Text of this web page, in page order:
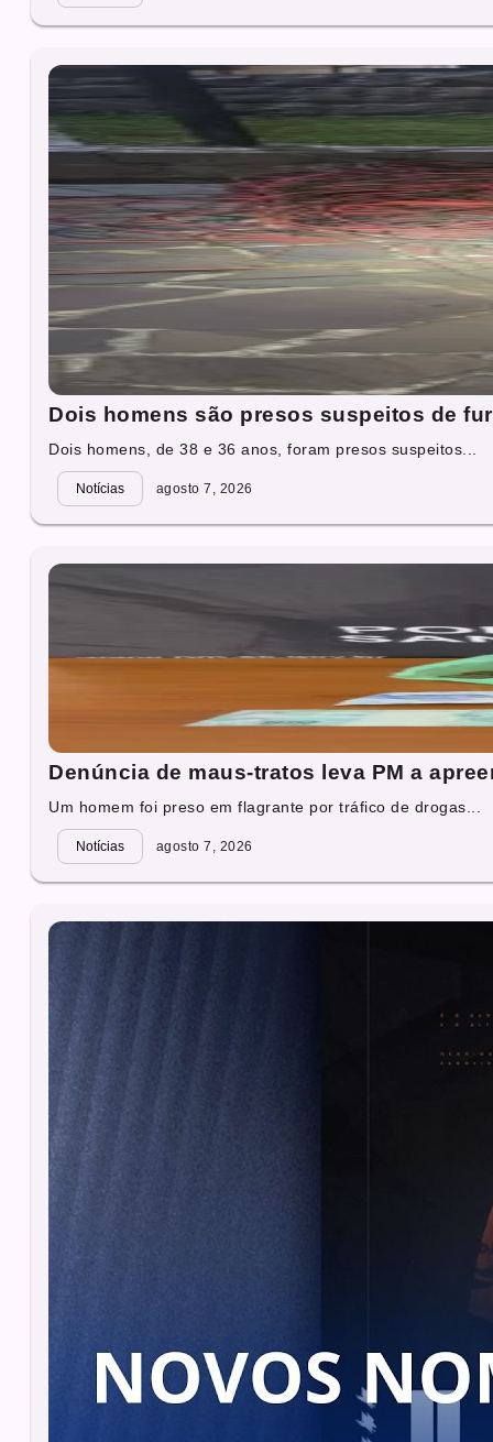
Dois homens são presos suspeitos de
Dois homens, de 38 e 36 anos, foram presos suspeitos...
Notícias agosto 7, 2026
Denúncia de maus-tratos leva PM a
Um homem foi preso em flagrante por tráfico de drogas...
Notícias agosto 7, 2026